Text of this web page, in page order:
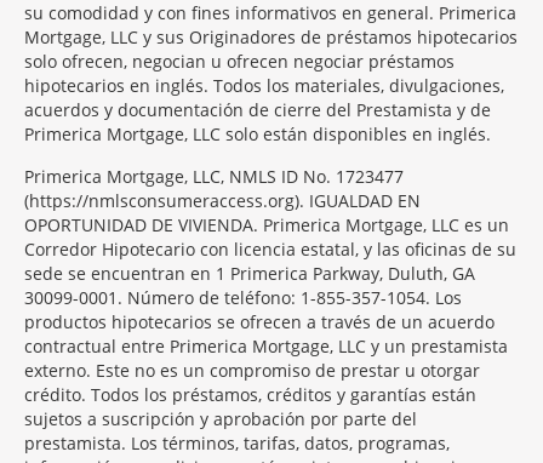
su comodidad y con fines informativos en general. Primerica
Mortgage, LLC y sus Originadores de préstamos hipotecarios
solo ofrecen, negocian u ofrecen negociar préstamos
hipotecarios en inglés. Todos los materiales, divulgaciones,
acuerdos y documentación de cierre del Prestamista y de
Primerica Mortgage, LLC solo están disponibles en inglés.
Primerica Mortgage, LLC, NMLS ID No. 1723477
(https://nmlsconsumeraccess.org). IGUALDAD EN
OPORTUNIDAD DE VIVIENDA. Primerica Mortgage, LLC es un
Corredor Hipotecario con licencia estatal, y las oficinas de su
sede se encuentran en 1 Primerica Parkway, Duluth, GA
30099-0001. Número de teléfono: 1-855-357-1054. Los
productos hipotecarios se ofrecen a través de un acuerdo
contractual entre Primerica Mortgage, LLC y un prestamista
externo. Este no es un compromiso de prestar u otorgar
crédito. Todos los préstamos, créditos y garantías están
sujetos a suscripción y aprobación por parte del
prestamista. Los términos, tarifas, datos, programas,